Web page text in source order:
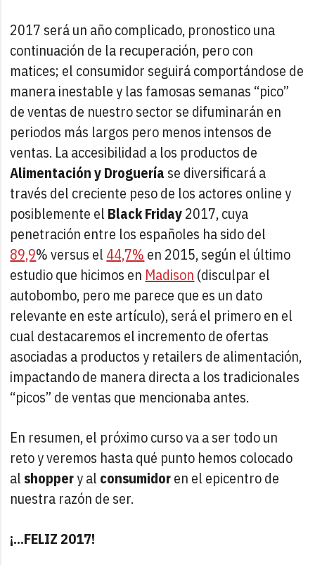
2017 será un año complicado, pronostico una
continuación de la recuperación, pero con
matices; el consumidor seguirá comportándose de
manera inestable y las famosas semanas “pico”
de ventas de nuestro sector se difuminarán en
periodos más largos pero menos intensos de
ventas. La accesibilidad a los productos de
Alimentación y Droguería se diversificará a
través del creciente peso de los actores online y
posiblemente el Black Friday2017, cuya
penetración entre los españoles ha sido del
89,9% versus el 44,7% en 2015, según el último
estudio que hicimos en Madison (disculpar el
autobombo, pero me parece que es un dato
relevante en este artículo), será el primero en el
cual destacaremos el incremento de ofertas
asociadas a productos y retailers de alimentación,
impactando de manera directa a los tradicionales
“picos” de ventas que mencionaba antes.
En resumen, el próximo curso va a ser todo un
reto y veremos hasta qué punto hemos colocado
al shoppery al consumidoren el epicentro de
nuestra razón de ser.
¡...FELIZ 2017!